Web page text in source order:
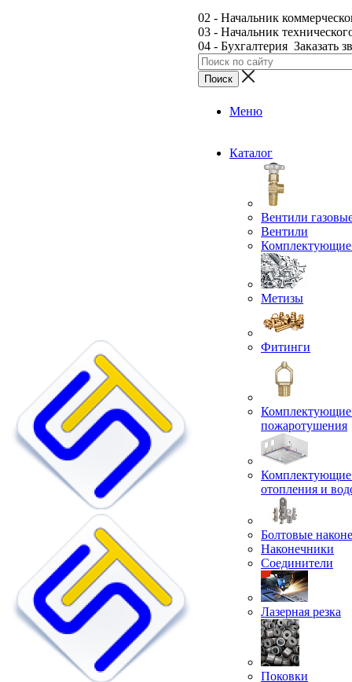
02 - Начальник
03 - Начальник
04 - Бухгалтерия Заказать
Меню
Каталог
Вентили
Вентили
Комплектующие
Метизы
Фитинги
Комплектующие
пожаротушения
Комплектующие
отопления и
Болтовые
Наконечники
Соединители
Лазерная резка
Поковки